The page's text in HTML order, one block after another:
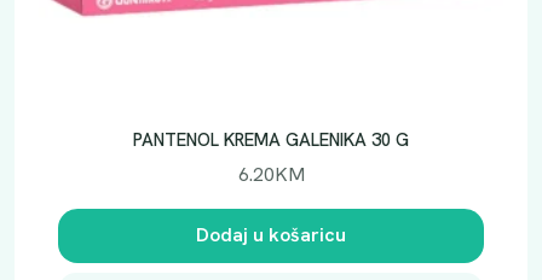
PANTENOL KREMA GALENIKA 30 G
6.20KM
Dodaj u košaricu